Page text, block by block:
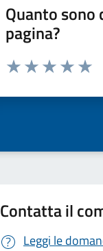
Quanto sono
pagina?
Valuta da 1 a 5 stelle la
Contatta il
Leggi le